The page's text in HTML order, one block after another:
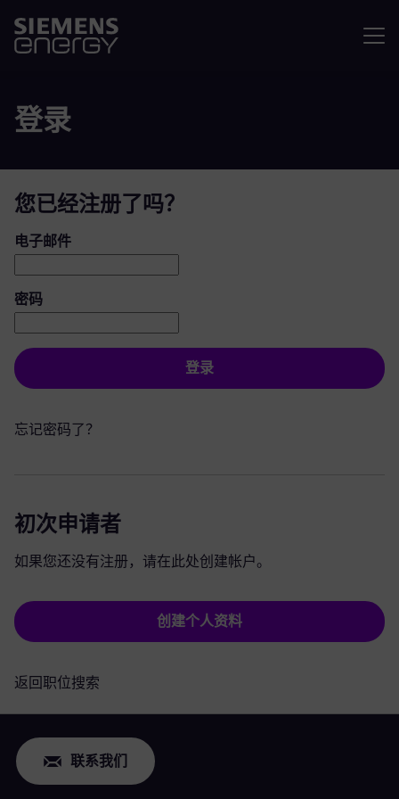
登录
您已经注册了吗？
登录：用户和密码
电子邮件
密码
登录
忘记密码了？
初次申请者
如果您还没有注册，请在此处创建帐户。
创建个人资料
返回职位搜索
联系我们